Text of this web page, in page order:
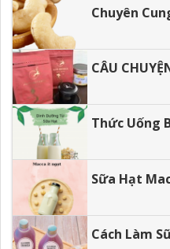
Chuyên
CÂU
Sữa Hạt